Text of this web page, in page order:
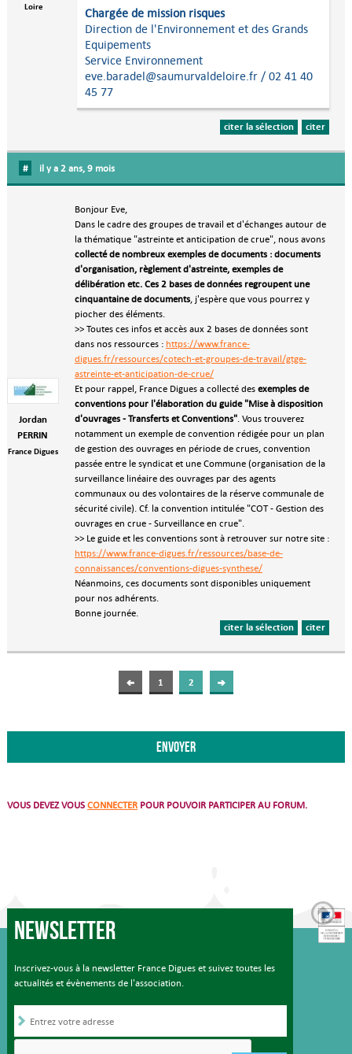
Loire
Chargée de mission risques
Direction de l'Environnement et des Grands
Equipements
Service Environnement
eve.baradel@saumurvaldeloire.fr / 02 41 40
45 77
citer
citer la sélection
# il y a 2 ans, 9 mois
Jordan
PERRIN
France Digues
Bonjour Eve,
Dans le cadre des groupes de travail et d'échanges autour de
la thématique "astreinte et anticipation de crue", nous avons
collecté de nombreux exemples de documents : documents
d'organisation, règlement d'astreinte, exemples de
délibération etc. Ces 2 bases de données regroupent une
cinquantaine de documents, j'espère que vous pourrez y
piocher des éléments.
>> Toutes ces infos et accès aux 2 bases de données sont
dans nos ressources : https://www.france-
digues.fr/ressources/cotech-et-groupes-de-travail/gtge-
astreinte-et-anticipation-de-crue/
Et pour rappel, France Digues a collecté des exemples de
conventions pour l'élaboration du guide "Mise à disposition
d'ouvrages - Transferts et Conventions". Vous trouverez
notamment un exemple de convention rédigée pour un plan
de gestion des ouvrages en période de crues, convention
passée entre le syndicat et une Commune (organisation de la
surveillance linéaire des ouvrages par des agents
communaux ou des volontaires de la réserve communale de
sécurité civile). Cf. la convention intitulée "COT - Gestion des
ouvrages en crue - Surveillance en crue".
>> Le guide et les conventions sont à retrouver sur notre site :
https://www.france-digues.fr/ressources/base-de-
connaissances/conventions-digues-synthese/
Néanmoins, ces documents sont disponibles uniquement
pour nos adhérents.
Bonne journée.
citer
citer la sélection
1 2
VOUS DEVEZ VOUS CONNECTERPOUR POUVOIR PARTICIPER AU FORUM.
Newsletter
Inscrivez-vous à la newsletter France Digues et suivez toutes les
actualités et évènements de l'association.